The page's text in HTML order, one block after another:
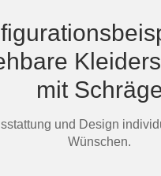
mit
und Design
Wünschen.